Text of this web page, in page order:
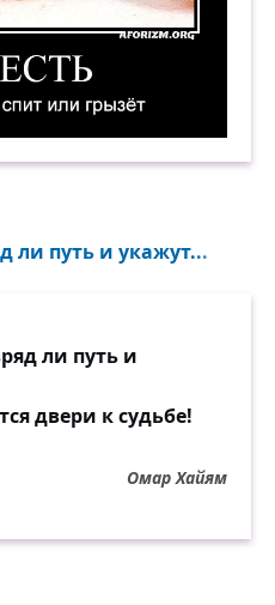
ли путь и укажут...
ли путь и
двери к судьбе!
Омар Хайям